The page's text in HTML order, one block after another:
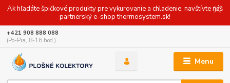
Ak hľadáte špičkové produkty pre vykurovanie a chladenie, navštívte náš
partnerský e-shop thermosystem.sk!
Menu
+421 908 888 088
(Po-Pia, 8-16 hod.)